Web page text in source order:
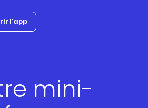
l'app
mini-